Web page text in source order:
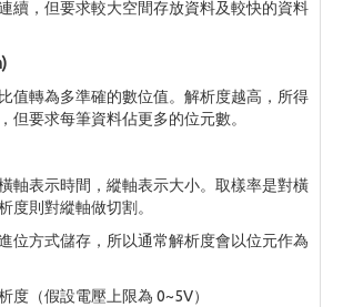
續，但要求較大空間存放資料及較快的資料
值轉為多準確的數位值。解析度越高，所得
但要求每筆資料佔更多的位元數。
軸表示時間，縱軸表示大小。取樣率是對橫
度則對縱軸做切割。
位方式儲存，所以通常解析度會以位元作為
度（假設電壓上限為 0~5V）